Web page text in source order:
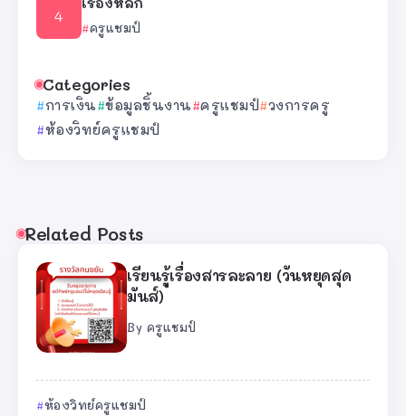
ครูแชมป์
Categories
การเงิน ข้อมูลชิ้นงาน ครูแชมป์ วงการครู
ห้องวิทย์ครูแชมป์
Related Posts
เรียนรู้เรื่องสารละลาย (วันหยุดสุด
มันส์)
By ครูแชมป์
ห้องวิทย์ครูแชมป์